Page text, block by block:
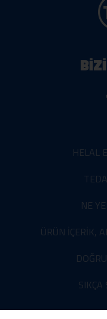
HELAL
NE
ÜRÜN İÇERİK,
SIKÇA